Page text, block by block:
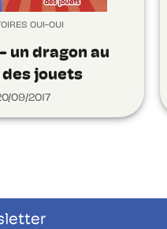
OUI-OUI
un dragon au
des jouets
09/2017